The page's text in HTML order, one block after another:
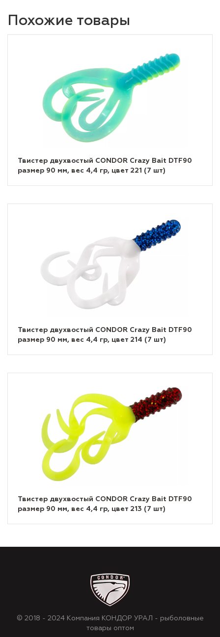
Похожие товары
Твистер двухвостый CONDOR Crazy Bait DTF90
размер 90 мм, вес 4,4 гр, цвет 221 (7 шт)
Твистер двухвостый CONDOR Crazy Bait DTF90
размер 90 мм, вес 4,4 гр, цвет 214 (7 шт)
Твистер двухвостый CONDOR Crazy Bait DTF90
размер 90 мм, вес 4,4 гр, цвет 213 (7 шт)
© 2018 - 2024 Компания КОНДОР УРАЛ - рыболовные
товары оптом